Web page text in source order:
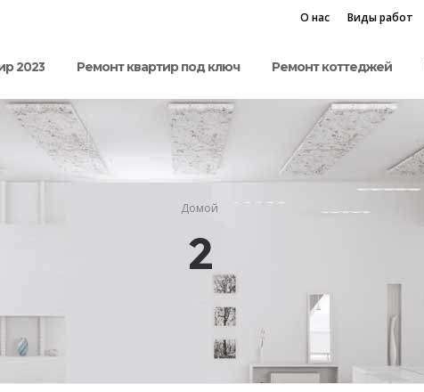
О нас Виды работ
2023 Ремонт квартир под ключ Ремонт коттеджей
Домой
2